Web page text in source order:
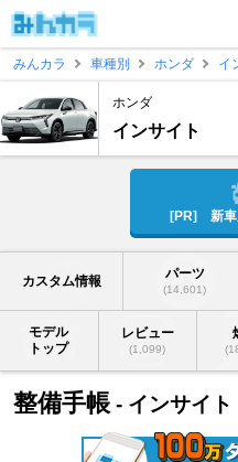
みんカラ
車種別 ホンダ イ
ホンダ
インサイト
[PR] 新車
カスタム情報 パーツ
(14,601)
モデル
トップ
レビュー
(1,099)
整備手帳 - インサイト